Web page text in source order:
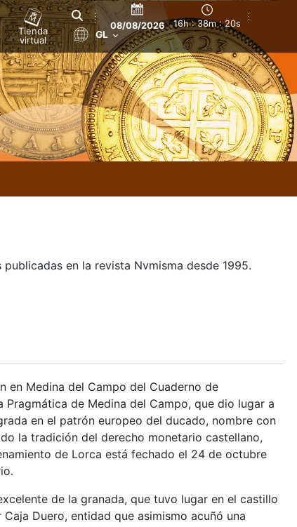
Tienda
virtual
08/08/2026 16h : 38m : 20s
GL
en la revista Nvmisma desde 1995.
en Medina del Campo del Cuaderno de
de Medina del Campo, que dio lugar a
en el patrón europeo del ducado, nombre con
la tradición del derecho monetario castellano,
de Lorca está fechado el 24 de octubre
de la granada, que tuvo lugar en el castillo
Duero, entidad que asimismo acuñó una